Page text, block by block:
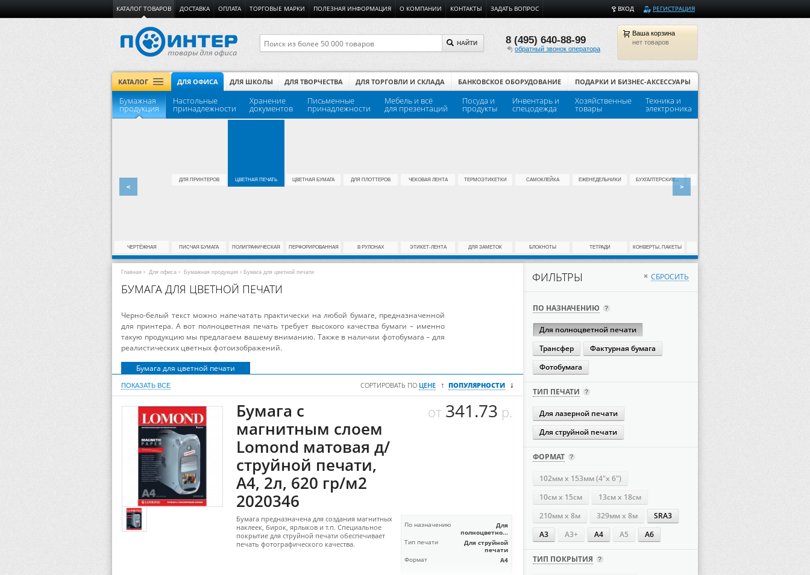
ВХОД РЕГИСТРАЦИЯ
КАТАЛОГ ТОВАРОВ ДОСТАВКА ОПЛАТА ТОРГОВЫЕ МАРКИ ПОЛЕЗНАЯ ИНФОРМАЦИЯ О КОМПАНИИ КОНТАКТЫ ЗАДАТЬ ВОПРОС
Ваша корзина
нет товаров
8 (495) 640-88-99
обратный звонок оператора
НАЙТИ
КАТАЛОГ ДЛЯ ОФИСА ДЛЯ ШКОЛЫ ДЛЯ ТВОРЧЕСТВА ДЛЯ ТОРГОВЛИ И СКЛАДА БАНКОВСКОЕ ОБОРУДОВАНИЕ ПОДАРКИ И БИЗНЕС-АКСЕССУАРЫ
Бумажная
продукция
Настольные
принадлежности
Хранение
документов
Письменные
принадлежности
Мебель и всё
для презентаций
Посуда и
продукты
Инвентарь и
спецодежда
Хозяйственные
товары
Техника и
электроника
ЧЕРТЁЖНАЯ
ДЛЯ ПРИНТЕРОВ ЦВЕТНАЯ ПЕЧАТЬ ЦВЕТНАЯ БУМАГА ДЛЯ ПЛОТТЕРОВ ЧЕКОВАЯ ЛЕНТА ТЕРМОЭТИКЕТКИ САМОКЛЕЙКА ЕЖЕНЕДЕЛЬНИКИ БУХГАЛТЕРСКИЕ...
ПИСЧАЯ БУМАГА ПОЛИГРАФИЧЕСКАЯ ПЕРФОРИРОВАННАЯ В РУЛОНАХ ЭТИКЕТ-ЛЕНТА ДЛЯ ЗАМЕТОК БЛОКНОТЫ ТЕТРАДИ КОНВЕРТЫ, ПАКЕТЫ
< >
ФИЛЬТРЫ × СБРОСИТЬ
ПО НАЗНАЧЕНИЮ
Для полноцветной печати
Трансфер
Фактурная бумага
Фотобумага
ТИП ПЕЧАТИ
Для лазерной печати
Для струйной печати
ФОРМАТ
102мм х 153мм (4"х 6")
10см х 15см
13см х 18см
210мм х 8м
329мм х 8м
SRA3
А3
А3+ А4 А5 А6
ТИП ПОКРЫТИЯ
Главная › Для офиса › Бумажная продукция › Бумага для цветной печати
БУМАГА ДЛЯ ЦВЕТНОЙ ПЕЧАТИ
Черно-белый текст можно напечатать практически на любой бумаге, предназначенной
для принтера. А вот полноцветная печать требует высокого качества бумаги – именно
такую продукцию мы предлагаем вашему вниманию. Также в наличии фотобумага – для
реалистических цветных фотоизображений.
Бумага для цветной печати
ПОКАЗАТЬ ВСЕ СОРТИРОВАТЬ ПО ЦЕНЕ ↑ ПОПУЛЯРНОСТИ ↓
Бумага с
магнитным слоем
Lomond матовая д/
струйной печати,
A4, 2л, 620 гр/м2
2020346
от 341.73 р.
Бумага предназначена для создания магнитных
наклеек, бирок, ярлыков и т.п. Специальное
покрытие для струйной печати обеспечивает
печать фотографического качества.
По назначению
Для
полноцветно...
Тип печати
Для струйной
печати
Формат А4